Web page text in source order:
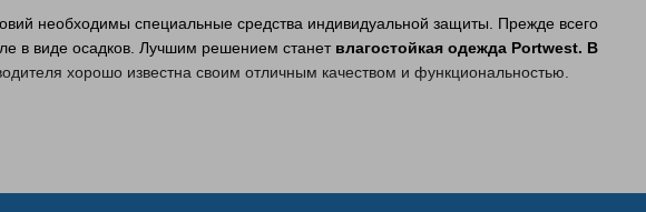
необходимы специальные средства индивидуальной защиты. Прежде всего
в виде осадков. Лучшим решением станет влагостойкая одежда Portwest. В
хорошо известна своим отличным качеством и функциональностью.